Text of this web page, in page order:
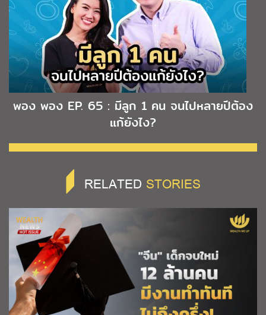
พอง พอง EP. 65 : มีลูก 1 คน จนไปหลายปีต้อง
แก้ยังไง?
RELATED STORIES